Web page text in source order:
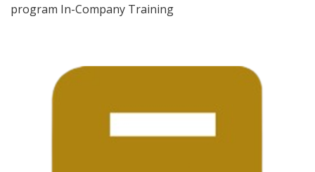
program In-Company Training